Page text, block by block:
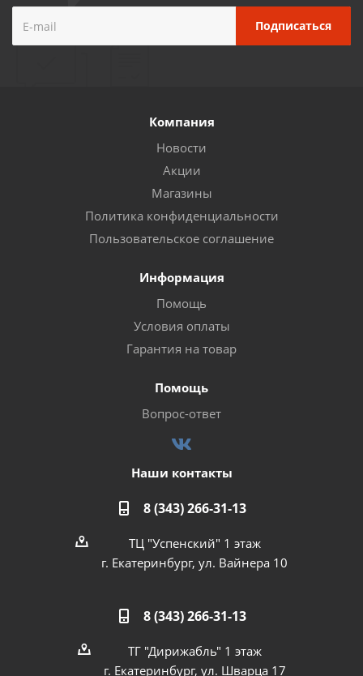
Компания
Новости
Акции
Магазины
Политика конфиденциальности
Пользовательское соглашение
Информация
Помощь
Условия оплаты
Гарантия на товар
Помощь
Вопрос-ответ
Наши контакты
8 (343) 266-31-13
ТЦ "Успенский" 1 этаж
г. Екатеринбург, ул. Вайнера 10
8 (343) 266-31-13
ТГ "Дирижабль" 1 этаж
г. Екатеринбург, ул. Шварца 17